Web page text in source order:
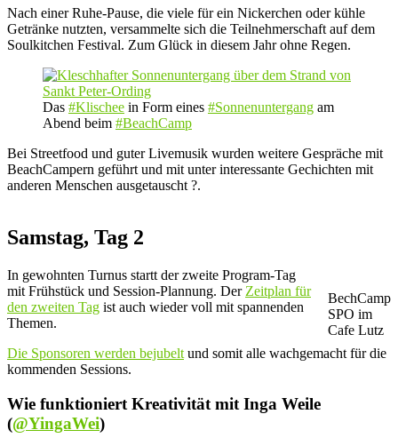
Nach einer Ruhe-Pause, die viele für ein Nickerchen oder kühle
Getränke nutzten, versammelte sich die Teilnehmerschaft auf dem
Soulkitchen Festival. Zum Glück in diesem Jahr ohne Regen.
Das #Klischee in Form eines #Sonnenuntergang am
Abend beim #BeachCamp
Bei Streetfood und guter Livemusik wurden weitere Gespräche mit
BeachCampern geführt und mit unter interessante Gechichten mit
anderen Menschen ausgetauscht ?.
Samstag, Tag 2
BechCamp
SPO im
Cafe Lutz
In gewohnten Turnus startt der zweite Program-Tag
mit Frühstück und Session-Plannung. Der Zeitplan für
den zweiten Tag ist auch wieder voll mit spannenden
Themen.
Die Sponsoren werden bejubelt und somit alle wachgemacht für die
kommenden Sessions.
Wie funktioniert Kreativität mit Inga Weile
(@YingaWei)